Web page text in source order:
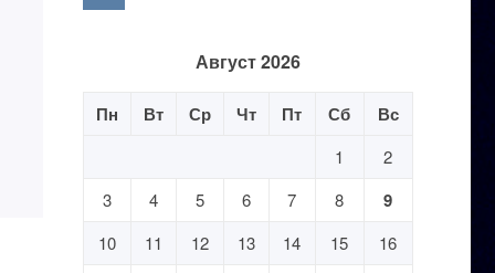
Август 2026
Пн Вт Ср Чт Пт Сб Вс
1
2
3
4 5 6 7 8 9
10 11 12 13 14 15
16